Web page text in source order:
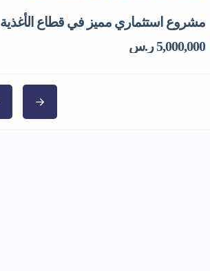
مشروع استثماري مميز في قطاع الأغذية
5,000,000 ر.س